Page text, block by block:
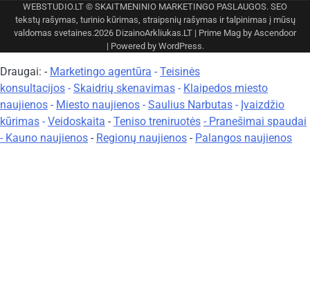
WEBSTUDIO.LT © SKAITMENINIO MARKETINGO PASLAUGOS. SEO
tekstų rašymas, turinio kūrimas, straipsnių rašymas ir talpinimas į mūsų
valdomas svetaines.2026 DizainoArkliukas.LT | Prime Mag by Ascendoor
| Powered by WordPress.
Draugai: - Marketingo agentūra - Teisinės
konsultacijos - Skaidrių skenavimas - Klaipedos miesto
naujienos - Miesto naujienos - Saulius Narbutas - Įvaizdžio
kūrimas - Veidoskaita - Teniso treniruotės - Pranešimai spaudai
- Kauno naujienos - Regionų naujienos - Palangos naujienos